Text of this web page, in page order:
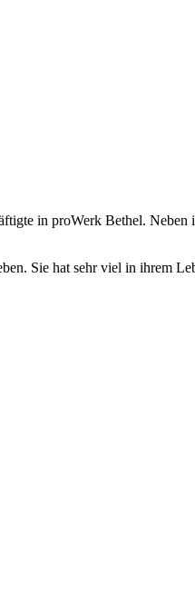
in proWerk Bethel.
Sie hat sehr viel in ihrem